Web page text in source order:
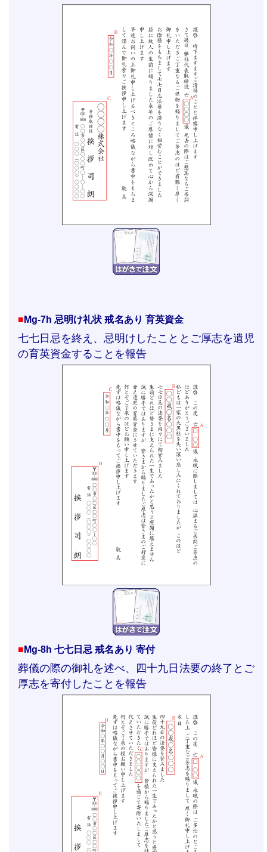
■ Mg-7h 忌明け礼状 戒名あり 育英資金
七七日忌を終え、忌明けしたこととご厚志を遺児
の育英資金することを報告
■ Mg-8h 七七日忌 戒名あり 寄付
葬儀の際の御礼を述べ、四十九日法要の終了とご
厚志を寄付したことを報告